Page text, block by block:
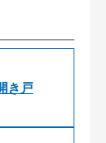
き戸